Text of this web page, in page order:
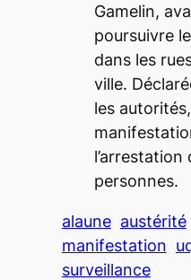
Gamelin,
poursuivre
dans les
ville.
les
l’arrestation
personnes.
alaune austérité
manifestation
surveillance